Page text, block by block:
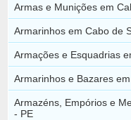
Armas e Munições em
Armarinhos em Cabo de
Armações e Esquadrias
Armarinhos e Bazares
Armazéns, Empórios e
- PE